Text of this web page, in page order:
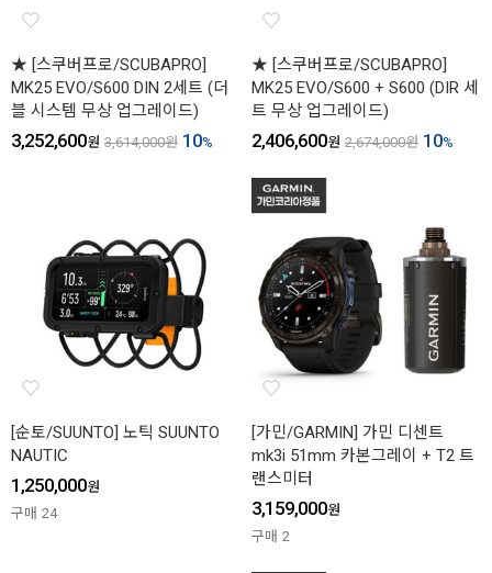
★ [스쿠버프로/SCUBAPRO]
MK25 EVO/S600 DIN 2세트 (더
블 시스템 무상 업그레이드)
3,252,600원 3,614,000원 10%
★ [스쿠버프로/SCUBAPRO]
MK25 EVO/S600 + S600 (DIR 세
트 무상 업그레이드)
2,406,600원 2,674,000원 10%
[순토/SUUNTO] 노틱 SUUNTO
NAUTIC
1,250,000원
구매 24
[가민/GARMIN] 가민 디센트
mk3i 51mm 카본그레이 + T2 트
랜스미터
3,159,000원
구매 2